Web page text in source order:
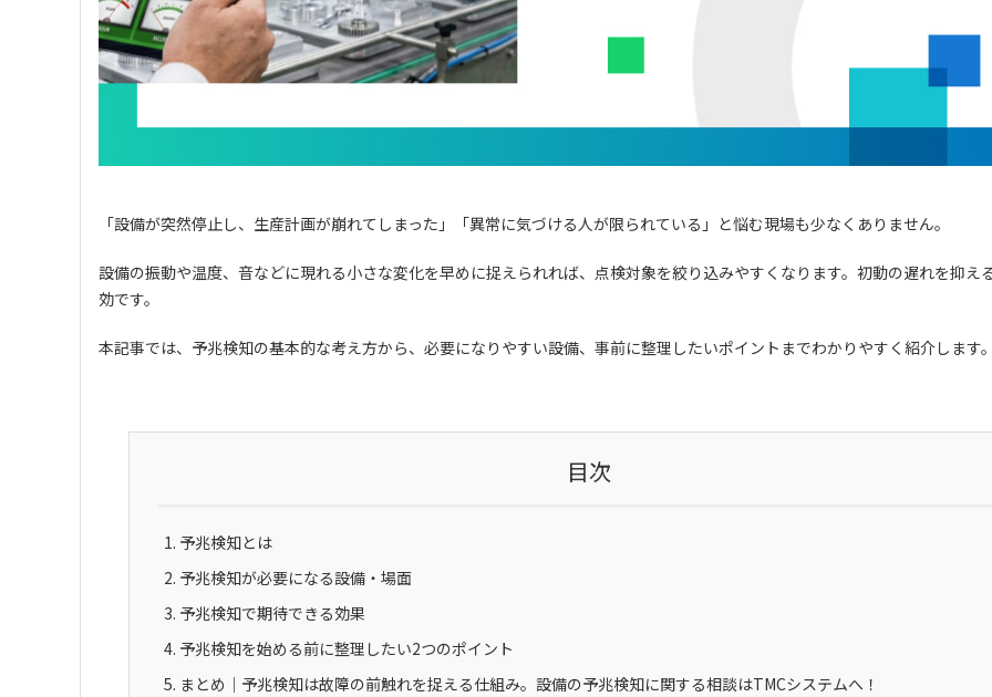
一般事業主行動計画
かわさき☆えるぼし
情報セキュリティへの取り組み
SDGsへの取り組み
サイトマップ サイトポリシー 個人情報保護方針
「設備が突然停止し、生産計画が崩れてしまった」「異常に気づける人が限られている」と悩む現場も少なくありません。
設備の振動や温度、音などに現れる小さな変化を早めに捉えられれば、点検対象を絞り込みやすくなります。初動の遅れを抑え
効です。
本記事では、予兆検知の基本的な考え方から、必要になりやすい設備、事前に整理したいポイントまでわかりやすく紹介します
目次
予兆検知とは
予兆検知が必要になる設備・場面
予兆検知で期待できる効果
予兆検知を始める前に整理したい2つのポイント
まとめ｜予兆検知は故障の前触れを捉える仕組み。設備の予兆検知に関する相談はTMCシステムへ！